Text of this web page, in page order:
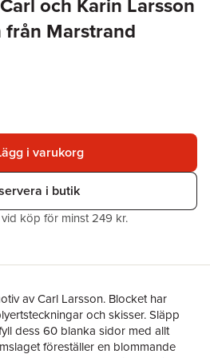
från Marstrand
i varukorg
i butik
köp för minst 249 kr.
av Carl Larsson. Blocket har
och skisser. Släpp
dess 60 blanka sidor med allt
föreställer en blommande